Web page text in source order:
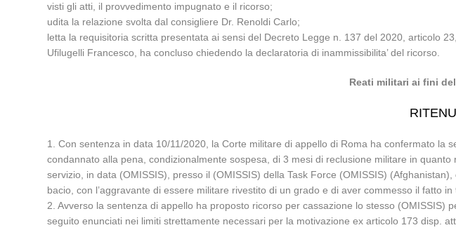
visti gli atti, il provvedimento impugnato e il ricorso;
udita la relazione svolta dal consigliere Dr. Renoldi Carlo;
letta la requisitoria scritta presentata ai sensi del Decreto Legge n. 137 del 2020, articolo
Ufilugelli Francesco, ha concluso chiedendo la declaratoria di inammissibilita’ del ricorso.
Reati militari ai fini
1. Con sentenza in data 10/11/2020, la Corte militare di appello di Roma ha confermato
condannato alla pena, condizionalmente sospesa, di 3 mesi di reclusione militare in
servizio, in data (OMISSIS), presso il (OMISSIS) della Task Force (OMISSIS)
bacio, con l’aggravante di essere militare rivestito di un grado e di aver commesso il fatto in
2. Avverso la sentenza di appello ha proposto ricorso per cassazione lo stesso
seguito enunciati nei limiti strettamente necessari per la motivazione ex articolo 173 disp.